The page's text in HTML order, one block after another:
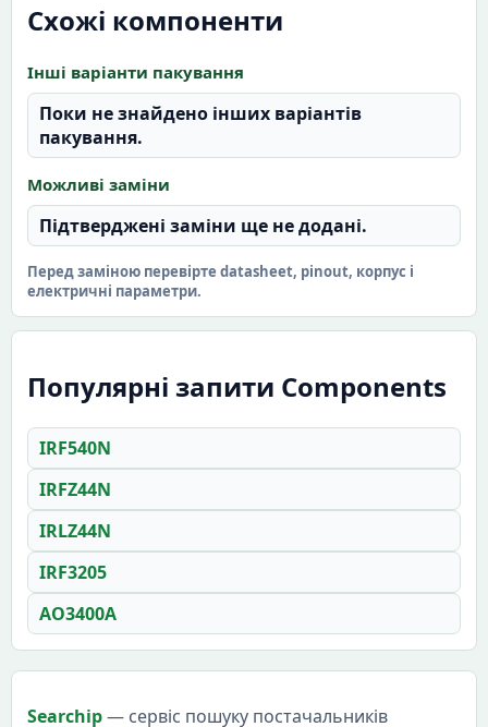
Схожі компоненти
Інші варіанти пакування
Поки не знайдено інших варіантів
пакування.
Можливі заміни
Підтверджені заміни ще не додані.
Перед заміною перевірте datasheet, pinout, корпус і
електричні параметри.
Популярні запити Components
IRF540N
IRFZ44N
IRLZ44N
IRF3205
AO3400A
Searchip— сервіс пошуку постачальників